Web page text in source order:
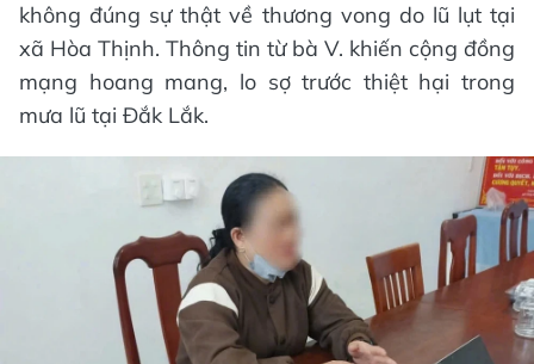
không đúng sự thật về thương vong do lũ lụt tại
xã Hòa Thịnh. Thông tin từ bà V. khiến cộng đồng
mạng hoang mang, lo sợ trước thiệt hại trong
mưa lũ tại Đắk Lắk.